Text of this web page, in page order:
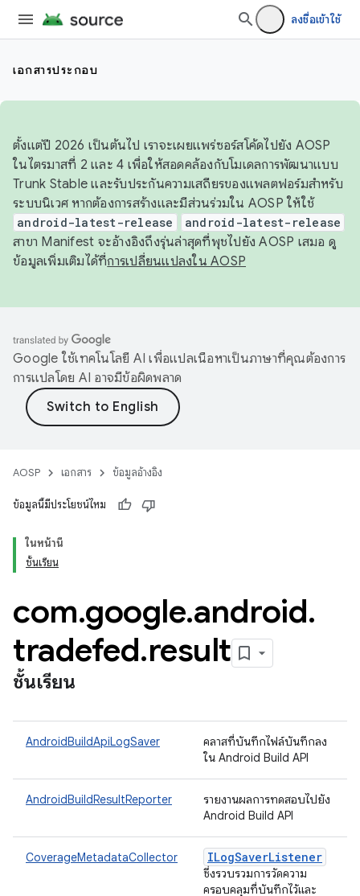
ลงชื่อเข้าใช้
เอกสารประกอบ
ตั้งแต่ปี 2026 เป็นต้นไป เราจะเผยแพร่ซอร์สโค้ดไปยัง AOSP
ในไตรมาสที่ 2 และ 4 เพื่อให้สอดคล้องกับโมเดลการพัฒนาแบบ
Trunk Stable และรับประกันความเสถียรของแพลตฟอร์มสำหรับ
ระบบนิเวศ หากต้องการสร้างและมีส่วนร่วมใน AOSP ให้ใช้
android-latest-release android-latest-release
สาขา Manifest จะอ้างอิงถึงรุ่นล่าสุดที่พุชไปยัง AOSP เสมอ ดู
ข้อมูลเพิ่มเติมได้ที่การเปลี่ยนแปลงใน AOSP
Google ใช้เทคโนโลยี AI เพื่อแปลเนื้อหาเป็นภาษาที่คุณต้องการ
การแปลโดย AI อาจมีข้อผิดพลาด
AOSP เอกสาร ข้อมูลอ้างอิง
ข้อมูลนี้มีประโยชน์ไหม
ในหน้านี้
ชั้นเรียน
com.google.android.
tradefed.result
ชั้นเรียน
AndroidBuildApiLogSaver
คลาสที่บันทึกไฟล์บันทึกลง
ใน Android Build API
AndroidBuildResultReporter
รายงานผลการทดสอบไปยัง
Android Build API
CoverageMetadataCollector ILogSaverListener
ซึ่งรวบรวมการวัดความ
ครอบคลุมที่บันทึกไว้และ